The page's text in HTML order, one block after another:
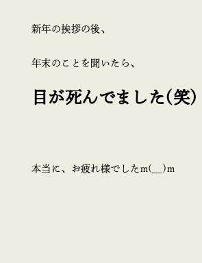
新年の挨拶の後、
年末のことを聞いたら、
目が死んでました(笑)
本当に、お疲れ様でしたm(__)m